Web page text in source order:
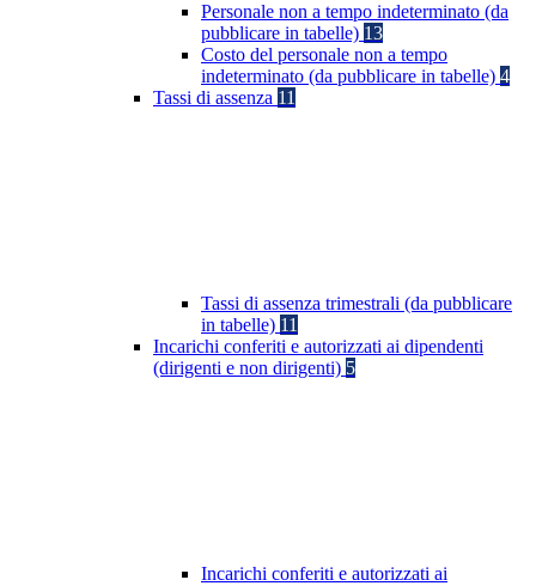
Personale non a tempo indeterminato (da
pubblicare in tabelle) 13
Costo del personale non a tempo
indeterminato (da pubblicare in tabelle) 4
Tassi di assenza 11
Tassi di assenza trimestrali (da pubblicare
in tabelle) 11
Incarichi conferiti e autorizzati ai dipendenti
(dirigenti e non dirigenti) 5
Incarichi conferiti e autorizzati ai